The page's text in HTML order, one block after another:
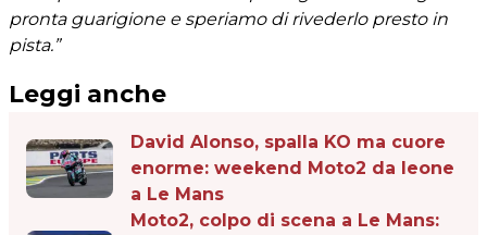
pronta guarigione e speriamo di rivederlo presto in
pista.”
Leggi anche
David Alonso, spalla KO ma cuore
enorme: weekend Moto2 da leone
a Le Mans
Moto2, colpo di scena a Le Mans: